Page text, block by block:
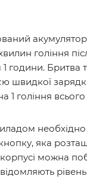
гоління
години. Бритва
швидкої
1 гоління
необхідно
яка
можна